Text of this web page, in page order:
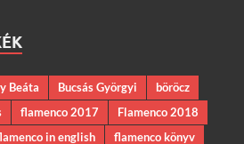
Beáta Bucsás Györgyi
böröcz
flamenco 2017
Flamenco 2018
in english
flamenco könyv